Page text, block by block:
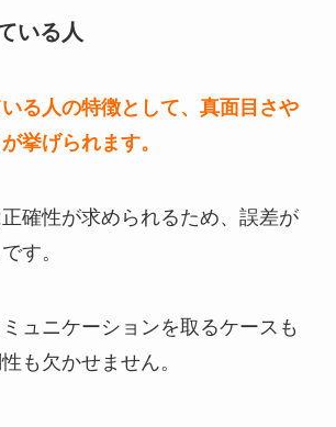
いる人
る人の特徴として、真面目さや
挙げられます。
確性が求められるため、誤差が
す。
ュニケーションを取るケースも
も欠かせません。